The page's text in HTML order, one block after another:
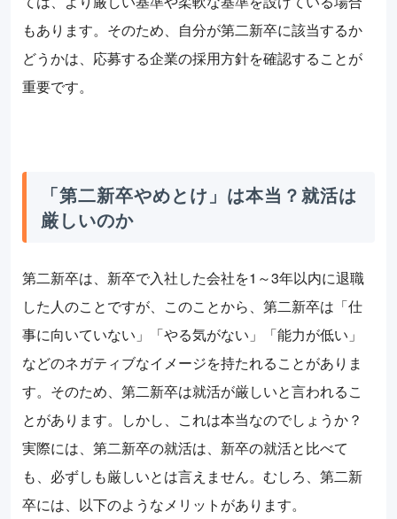
もあります。そのため、自分が第二新卒に該当するか
どうかは、応募する企業の採用方針を確認することが
重要です。
「第二新卒やめとけ」は本当？就活は
厳しいのか
第二新卒は、新卒で入社した会社を1～3年以内に退職
した人のことですが、このことから、第二新卒は「仕
事に向いていない」「やる気がない」「能力が低い」
などのネガティブなイメージを持たれることがありま
す。そのため、第二新卒は就活が厳しいと言われるこ
とがあります。しかし、これは本当なのでしょうか？
実際には、第二新卒の就活は、新卒の就活と比べて
も、必ずしも厳しいとは言えません。むしろ、第二新
卒には、以下のようなメリットがあります。